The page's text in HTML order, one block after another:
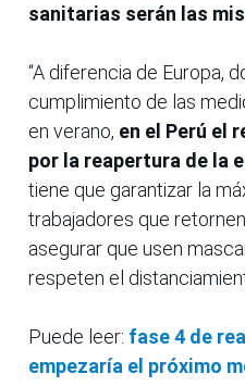
sanitarias serán las
“A diferencia de Europa,
cumplimiento de las
en verano, en el Perú el
por la reapertura de la
tiene que garantizar la
trabajadores que
asegurar que usen
respeten el
Puede leer: fase 4 de
empezaría el próximo